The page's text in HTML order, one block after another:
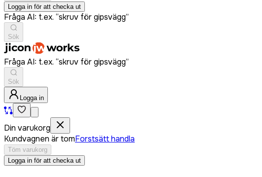
Logga in för att checka ut
Fråga AI: t.ex. “skruv för gipsvägg”
Sök
Fråga AI: t.ex. “skruv för gipsvägg”
Sök
Logga in
Din varukorg
Kundvagnen är tomForstsätt handla
Töm varukorg
Logga in för att checka ut